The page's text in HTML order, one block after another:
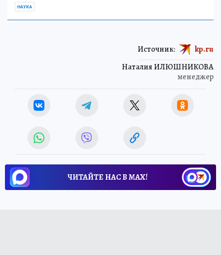
НАУКА
Наталия ИЛЮШНИКОВА
менеджер
Источник: kp.ru
ЧИТАЙТЕ НАС В МАХ!